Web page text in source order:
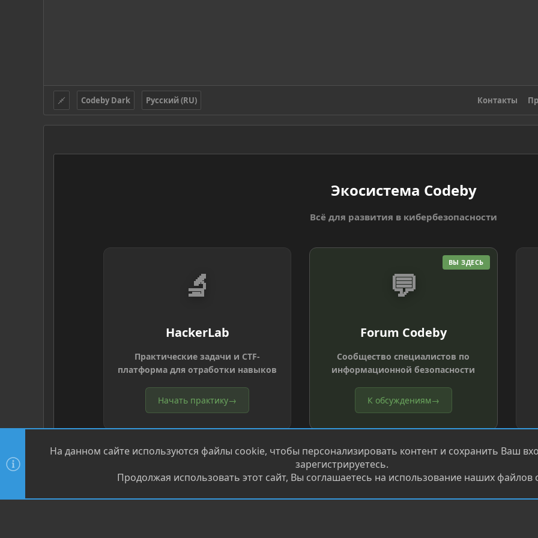
Codeby Dark Русский (RU) Контакты
Экосистема Codeby
Всё для развития в кибербезопасности
🔬
HackerLab
Практические задачи и CTF-
платформа для отработки навыков
Начать практику→
ВЫ ЗДЕСЬ
💬
Forum Codeby
Сообщество специалистов по
информационной безопасности
К обсуждениям→
Community platform by XenForo ® © 2010-2026 XenForo Ltd. Перевод от Jumuro®
На данном сайте используются файлы cookie, чтобы персонализировать контент и сохранить Ваш
зарегистрируетесь.
Продолжая использовать этот сайт, Вы соглашаетесь на использование наших файлов